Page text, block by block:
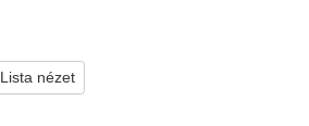
Lista nézet